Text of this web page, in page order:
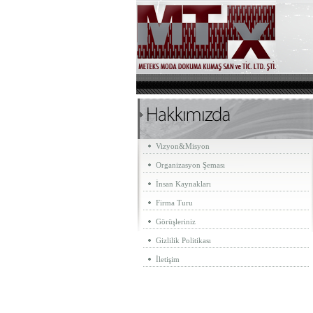
Vizyon&Misyon
Organizasyon Şeması
İnsan Kaynakları
Firma Turu
Görüşleriniz
Gizlilik Politikası
İletişim